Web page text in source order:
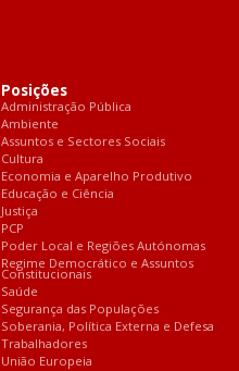
Posições
Administração Pública
Ambiente
Assuntos e Sectores Sociais
Cultura
Economia e Aparelho Produtivo
Educação e Ciência
Justiça
PCP
Poder Local e Regiões Autónomas
Regime Democrático e Assuntos
Constitucionais
Saúde
Segurança das Populações
Soberania, Política Externa e Defesa
Trabalhadores
União Europeia